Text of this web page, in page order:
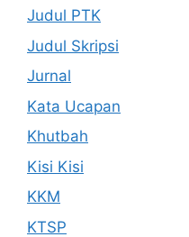
Judul PTK
Judul Skripsi
Jurnal
Kata Ucapan
Khutbah
Kisi Kisi
KKM
KTSP